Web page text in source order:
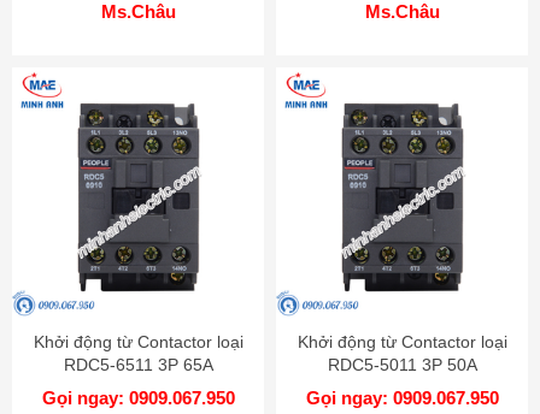
Ms.Châu
Ms.Châu
Khởi động từ Contactor loại
RDC5-6511 3P 65A
Gọi ngay: 0909.067.950
Khởi động từ Contactor loại
RDC5-5011 3P 50A
Gọi ngay: 0909.067.950